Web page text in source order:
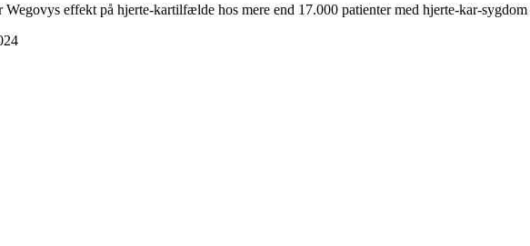
effekt på hjerte-kartilfælde hos mere end 17.000 patienter med hjerte-kar-